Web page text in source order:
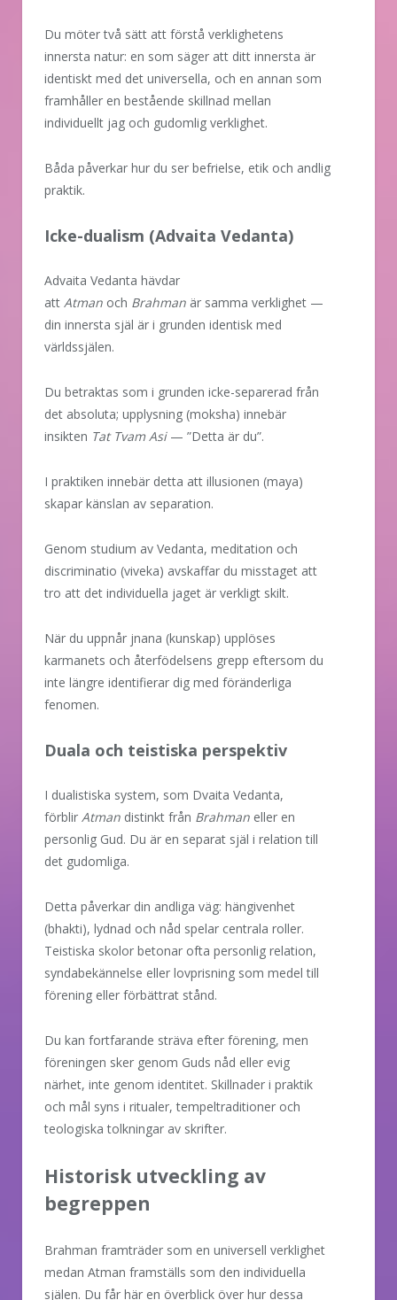
Du möter två sätt att förstå verklighetens
innersta natur: en som säger att ditt innersta är
identiskt med det universella, och en annan som
framhåller en bestående skillnad mellan
individuellt jag och gudomlig verklighet.
Båda påverkar hur du ser befrielse, etik och andlig
praktik.
Icke-dualism (Advaita Vedanta)
Advaita Vedanta hävdar
att Atman och Brahman är samma verklighet —
din innersta själ är i grunden identisk med
världssjälen.
Du betraktas som i grunden icke-separerad från
det absoluta; upplysning (moksha) innebär
insikten Tat Tvam Asi— ”Detta är du”.
I praktiken innebär detta att illusionen (maya)
skapar känslan av separation.
Genom studium av Vedanta, meditation och
discriminatio (viveka) avskaffar du misstaget att
tro att det individuella jaget är verkligt skilt.
När du uppnår jnana (kunskap) upplöses
karmanets och återfödelsens grepp eftersom du
inte längre identifierar dig med föränderliga
fenomen.
Duala och teistiska perspektiv
I dualistiska system, som Dvaita Vedanta,
förblir Atman distinkt från Brahman eller en
personlig Gud. Du är en separat själ i relation till
det gudomliga.
Detta påverkar din andliga väg: hängivenhet
(bhakti), lydnad och nåd spelar centrala roller.
Teistiska skolor betonar ofta personlig relation,
syndabekännelse eller lovprisning som medel till
förening eller förbättrat stånd.
Du kan fortfarande sträva efter förening, men
föreningen sker genom Guds nåd eller evig
närhet, inte genom identitet. Skillnader i praktik
och mål syns i ritualer, tempeltraditioner och
teologiska tolkningar av skrifter.
Historisk utveckling av
begreppen
Brahman framträder som en universell verklighet
medan Atman framställs som den individuella
själen. Du får här en överblick över hur dessa